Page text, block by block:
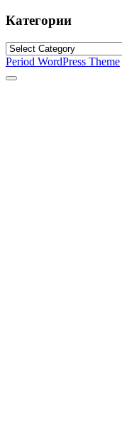
Категории
Категории
Period WordPress Theme
Scroll